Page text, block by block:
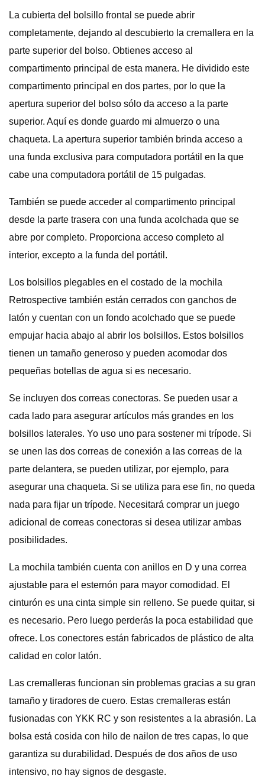
La cubierta del bolsillo frontal se puede abrir
completamente, dejando al descubierto la cremallera en la
parte superior del bolso. Obtienes acceso al
compartimento principal de esta manera. He dividido este
compartimento principal en dos partes, por lo que la
apertura superior del bolso sólo da acceso a la parte
superior. Aquí es donde guardo mi almuerzo o una
chaqueta. La apertura superior también brinda acceso a
una funda exclusiva para computadora portátil en la que
cabe una computadora portátil de 15 pulgadas.
También se puede acceder al compartimento principal
desde la parte trasera con una funda acolchada que se
abre por completo. Proporciona acceso completo al
interior, excepto a la funda del portátil.
Los bolsillos plegables en el costado de la mochila
Retrospective también están cerrados con ganchos de
latón y cuentan con un fondo acolchado que se puede
empujar hacia abajo al abrir los bolsillos. Estos bolsillos
tienen un tamaño generoso y pueden acomodar dos
pequeñas botellas de agua si es necesario.
Se incluyen dos correas conectoras. Se pueden usar a
cada lado para asegurar artículos más grandes en los
bolsillos laterales. Yo uso uno para sostener mi trípode. Si
se unen las dos correas de conexión a las correas de la
parte delantera, se pueden utilizar, por ejemplo, para
asegurar una chaqueta. Si se utiliza para ese fin, no queda
nada para fijar un trípode. Necesitará comprar un juego
adicional de correas conectoras si desea utilizar ambas
posibilidades.
La mochila también cuenta con anillos en D y una correa
ajustable para el esternón para mayor comodidad. El
cinturón es una cinta simple sin relleno. Se puede quitar, si
es necesario. Pero luego perderás la poca estabilidad que
ofrece. Los conectores están fabricados de plástico de alta
calidad en color latón.
Las cremalleras funcionan sin problemas gracias a su gran
tamaño y tiradores de cuero. Estas cremalleras están
fusionadas con YKK RC y son resistentes a la abrasión. La
bolsa está cosida con hilo de nailon de tres capas, lo que
garantiza su durabilidad. Después de dos años de uso
intensivo, no hay signos de desgaste.